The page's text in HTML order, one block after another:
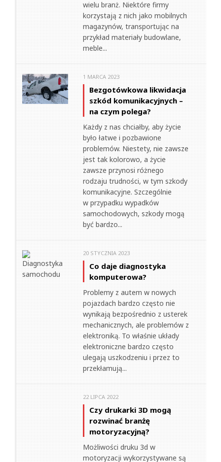
wielu branż. Niektóre firmy
korzystają z nich jako mobilnych
magazynów, transportując na
przykład materiały budowlane,
meble...
1 MARCA 2023
Bezgotówkowa likwidacja
szkód komunikacyjnych –
na czym polega?
Każdy z nas chciałby, aby życie
było łatwe i pozbawione
problemów. Niestety, nie zawsze
jest tak kolorowo, a życie
zawsze przynosi różnego
rodzaju trudności, w tym szkody
komunikacyjne. Szczególnie
w przypadku wypadków
samochodowych, szkody mogą
być bardzo...
20 STYCZNIA 2023
Co daje diagnostyka
komputerowa?
Problemy z autem w nowych
pojazdach bardzo często nie
wynikają bezpośrednio z usterek
mechanicznych, ale problemów z
elektroniką. To właśnie układy
elektroniczne bardzo często
ulegają uszkodzeniu i przez to
przekłamują...
22 LIPCA 2022
Czy drukarki 3D mogą
rozwinać branżę
motoryzacyjną?
Możliwości druku 3d w
motoryzacji wykorzystywane są